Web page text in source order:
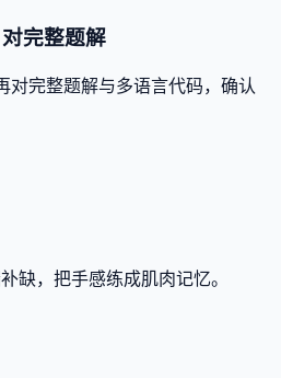
完整题解
对完整题解与多语言代码，确认
缺，把手感练成肌肉记忆。